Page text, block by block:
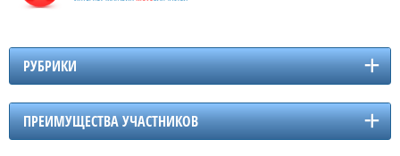
РУБРИКИ
ПРЕИМУЩЕСТВА УЧАСТНИКОВ